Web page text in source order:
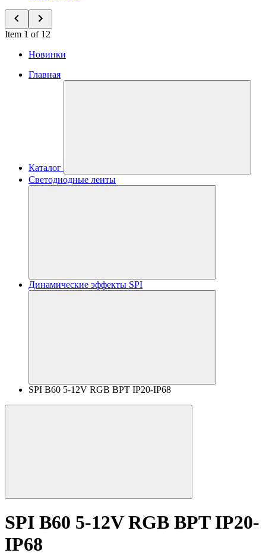
Item 1 of 12
Новинки
Главная
Каталог
Светодиодные ленты
Динамические эффекты SPI
SPI B60 5-12V RGB BPT IP20-IP68
SPI B60 5-12V RGB BPT IP20-
IP68